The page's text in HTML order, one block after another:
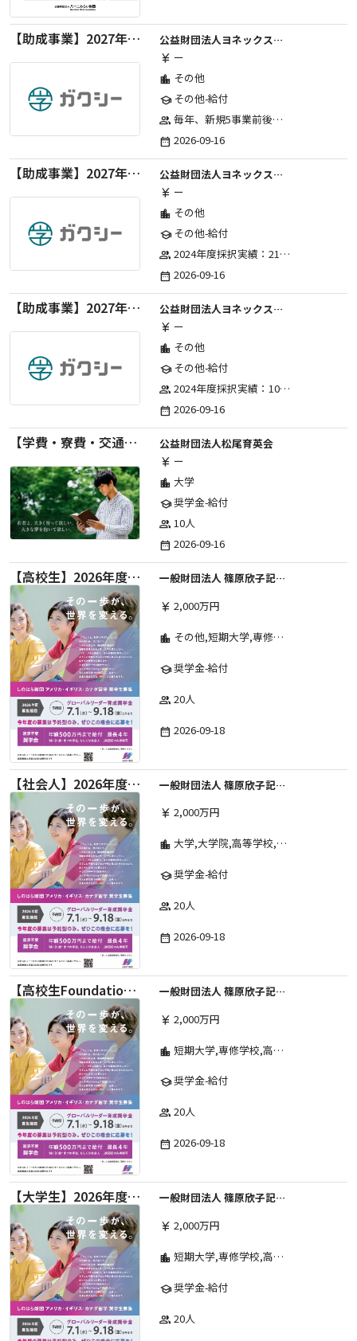
【助成事業】2027年度中学校部活動の地域展開推進に関する助成金
公益財団法人ヨネックススポーツ振興財団
currency_yen ー
location_city その他
schoolその他-給付
group 毎年、新規5事業前後への助成金交付を予定とし、初年度5事業、2年目合計10事業前後、3年目合計15事業前後、4年目以降は15事業前後にて実施する。 2025年度採択実績：5事業、2026年度採択実績：5事業
date_range 2026-09-16
【助成事業】2027年度（通年）国際交流普及事業に関する助成金
公益財団法人ヨネックススポーツ振興財団
currency_yen ー
location_city その他
schoolその他-給付
group 2024年度採択実績：21事業（前期11・後期10）、2025年度採択実績：30事業（前期15・後期15）、2026年度採択実績：40事業 ※2026年度より、前期・後期の区分を廃止し、年1回の申請受付となりました。
date_range 2026-09-16
【助成事業】2027年度（通年）ジュニアスポーツ振興に関する助成金
公益財団法人ヨネックススポーツ振興財団
currency_yen ー
location_city その他
schoolその他-給付
group 2024年度採択実績：107事業（前期45・後期62）、2025年度採択実績：103事業（前期48・後期55）、2026年度採択実績：97事業 ※2026年度より、前期・後期の区分を廃止し、年1回の申請受付となりました。
date_range 2026-09-16
【学費・寮費・交通費給付】2027年度第71期育英生募集
公益財団法人松尾育英会
currency_yen ー
location_city 大学
school奨学金-給付
group 10人
date_range 2026-09-16
【高校生】2026年度 しのはら財団 アメリカ・イギリス・カナダ英語留学奨学金
一般財団法人 篠原欣子記念財団 (海外留学奨学金グループ)
currency_yen 2,000万円
location_city その他,短期大学,専修学校,高等専門学校,高等学校,大学院,大学
school奨学金-給付
group 20人
date_range 2026-09-18
【社会人】2026年度 しのはら財団 アメリカ・イギリス・カナダ英語留学奨学金
一般財団法人 篠原欣子記念財団 (海外留学奨学金グループ)
currency_yen 2,000万円
location_city 大学,大学院,高等学校,その他,高等専門学校,専修学校,短期大学
school奨学金-給付
group 20人
date_range 2026-09-18
【高校生Foundation Course 】2026年度 しのはら財団 アメリカ・イギリス・カナダ英語留学奨学金
一般財団法人 篠原欣子記念財団 (海外留学奨学金グループ)
currency_yen 2,000万円
location_city 短期大学,専修学校,高等専門学校,その他,高等学校,大学院,大学
school奨学金-給付
group 20人
date_range 2026-09-18
【大学生】2026年度 しのはら財団 アメリカ・イギリス・カナダ英語留学奨学金
一般財団法人 篠原欣子記念財団 (海外留学奨学金グループ)
currency_yen 2,000万円
location_city 短期大学,専修学校,高等専門学校,その他,高等学校,大学院,大学
school奨学金-給付
group 20人